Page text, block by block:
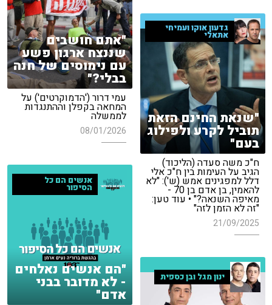
"אתם חושבים
שננצח ארגון פשע
עם נימוסים של חנה
בבלי?"
עמי דרור ('הדמוקרטים') על
המחאה בקפלן וההתנגדות
לממשלה
08/01/2026
גדעון אוקו ועמיחי
אתאלי
"שנאת החינם הזאת
תוביל לקרע ולפילוג
בעם"
ח"כ משה סעדה (הליכוד)
הגיב על העימות בין ח"כ אלי
דלל למפגינים אמש (ש'): "לא
להאמין, בן אדם בן 70 -
מאיפה השנאה?" • עוד טען:
"זה לא הזמן לזה"
21/09/2025
אנשים הם כל
הסיפור
"הם אנשים נאלחים
- לא מדובר בבני
אדם"
ינון מגל ובן כספית